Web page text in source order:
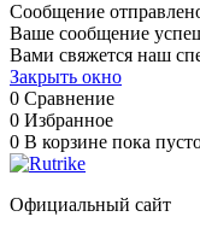
Сообщение
Ваше сообщение
Вами свяжется наш
Закрыть окно
0 Сравнение
0 Избранное
0 В корзине пока
Официальный сайт